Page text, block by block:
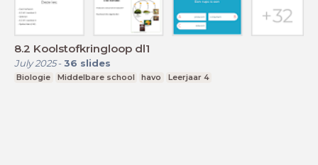
8.2 Koolstofkringloop dl1
July 2025- 36 slides
Biologie Middelbare school havo Leerjaar 4